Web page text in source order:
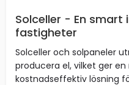
Solceller - En smart
fastigheter
Solceller och solpaneler
producera el, vilket ger
kostnadseffektiv lösning